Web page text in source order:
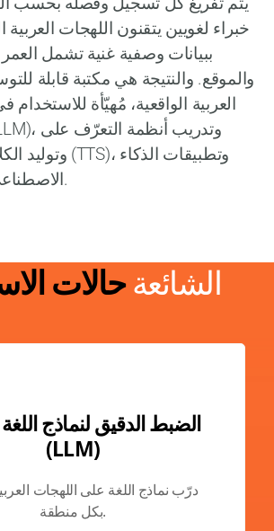
خبراء لغويين يتقنون اللهجات
ببيانات وصفية غنية تشمل
والموقع. والنتيجة هي مكتبة قابلة
العربية الواقعية، مُهيّأة
الاصطناعي متعددة اللغات.
حالاتالشائعة
الضبط الدقيق لنماذج اللغة
(LLM)
درّب نماذج اللغة على اللهجات
بكل منطقة.